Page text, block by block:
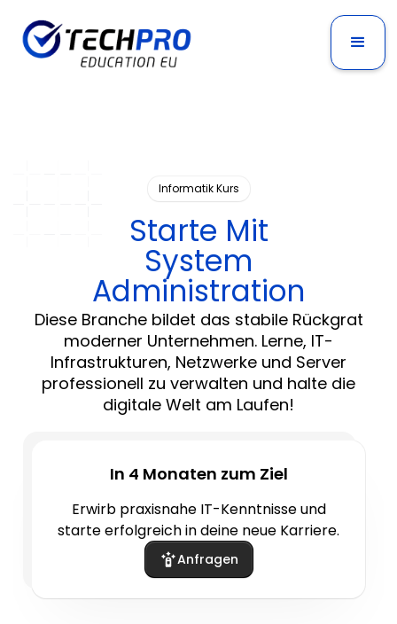
Informatik Kurs
Starte Mit
System
Administration
Diese Branche bildet das stabile Rückgrat
moderner Unternehmen. Lerne, IT-
Infrastrukturen, Netzwerke und Server
professionell zu verwalten und halte die
digitale Welt am Laufen!
In 4 Monaten zum Ziel
Erwirb praxisnahe IT-Kenntnisse und
starte erfolgreich in deine neue Karriere.
Anfragen